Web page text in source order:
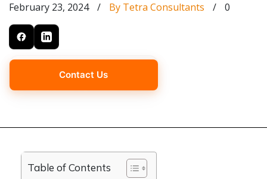
February 23, 2024 / By Tetra Consultants / 0
Contact Us
Table of Contents